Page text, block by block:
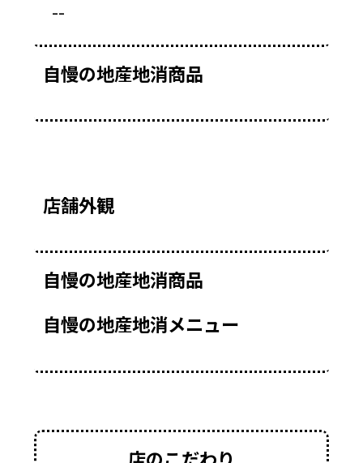
--
自慢の地産地消商品
店舗外観
自慢の地産地消商品
自慢の地産地消メニュー